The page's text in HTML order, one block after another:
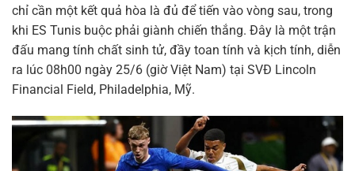
chỉ cần một kết quả hòa là đủ để tiến vào vòng sau, trong
khi ES Tunis buộc phải giành chiến thắng. Đây là một trận
đấu mang tính chất sinh tử, đầy toan tính và kịch tính, diễn
ra lúc 08h00 ngày 25/6 (giờ Việt Nam) tại SVĐ Lincoln
Financial Field, Philadelphia, Mỹ.